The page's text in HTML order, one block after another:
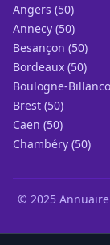
Angers (50)
Annecy (50)
Besançon (50)
Bordeaux (50)
Boulogne-
Brest (50)
Caen (50)
Chambéry (50)
© 2025 Annuaire